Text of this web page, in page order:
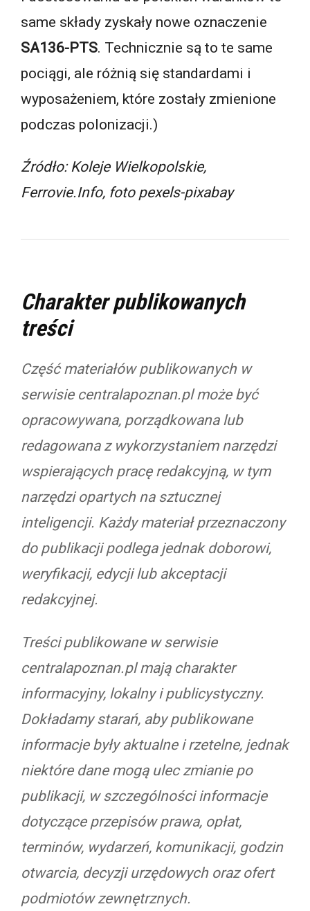
same składy zyskały nowe oznaczenie
SA136-PTS. Technicznie są to te same
pociągi, ale różnią się standardami i
wyposażeniem, które zostały zmienione
podczas polonizacji.)
Źródło: Koleje Wielkopolskie,
Ferrovie.Info, foto pexels-pixabay
Charakter publikowanych
treści
Część materiałów publikowanych w
serwisie centralapoznan.pl może być
opracowywana, porządkowana lub
redagowana z wykorzystaniem narzędzi
wspierających pracę redakcyjną, w tym
narzędzi opartych na sztucznej
inteligencji. Każdy materiał przeznaczony
do publikacji podlega jednak doborowi,
weryfikacji, edycji lub akceptacji
redakcyjnej.
Treści publikowane w serwisie
centralapoznan.pl mają charakter
informacyjny, lokalny i publicystyczny.
Dokładamy starań, aby publikowane
informacje były aktualne i rzetelne, jednak
niektóre dane mogą ulec zmianie po
publikacji, w szczególności informacje
dotyczące przepisów prawa, opłat,
terminów, wydarzeń, komunikacji, godzin
otwarcia, decyzji urzędowych oraz ofert
podmiotów zewnętrznych.